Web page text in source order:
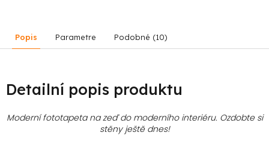
Popis Parametre Podobné (10)
Detailní popis produktu
Moderní fototapeta na zeď do moderního interiéru. Ozdobte si
stěny ještě dnes!